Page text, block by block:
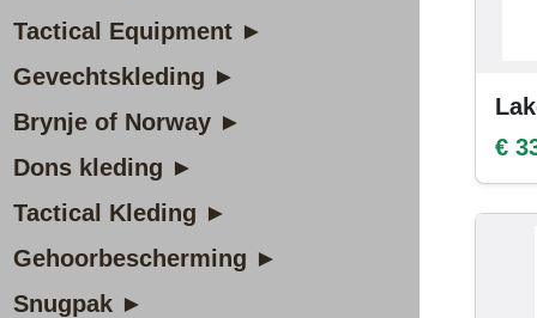
Tactical Equipment ►
Gevechtskleding ►
Brynje of Norway ►
Dons kleding ►
Tactical Kleding ►
Gehoorbescherming ►
Snugpak ►
€